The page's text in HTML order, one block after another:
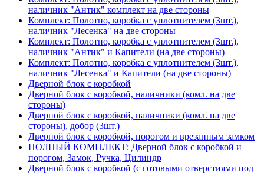
наличник "Антик" комплект на две стороны
Комплект: Полотно, коробка с уплотнителем (3шт.),
наличник "Лесенка" на две стороны
Комплект: Полотно, коробка с уплотнителем (3шт.),
наличник "Антик" и Капители (на две стороны)
Комплект: Полотно, коробка с уплотнителем (3шт.),
наличник "Лесенка" и Капители (на две стороны)
Дверной блок с коробкой
Дверной блок с коробкой, наличники (комл. на две
стороны)
Дверной блок с коробкой, наличники (комл. на две
стороны), добор (3шт.)
Дверной блок с коробкой, порогом и врезанным замком
ПОЛНЫЙ КОМПЛЕКТ: Дверной блок с коробкой и
порогом, Замок, Ручка, Цилиндр
Дверной блок с коробкой (с готовыми отверстиями под